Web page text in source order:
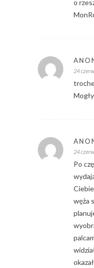
o
24
24
Po
węża